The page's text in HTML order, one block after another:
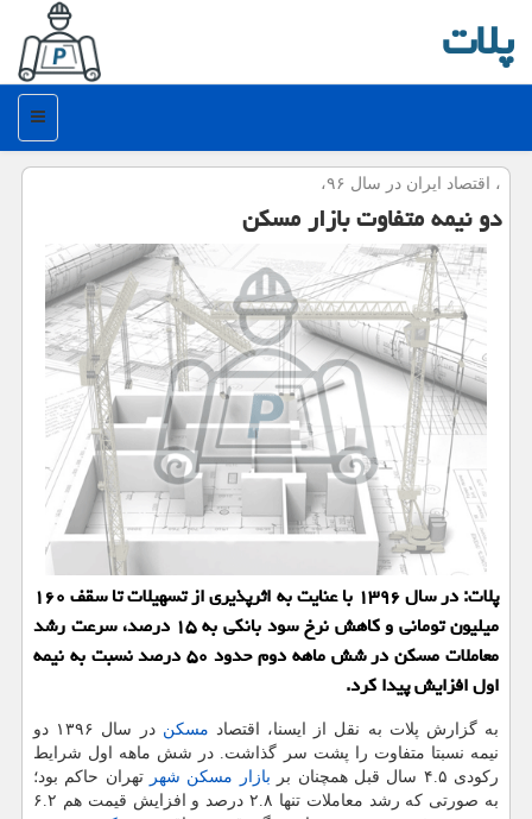
پلات
منو
، اقتصاد ایران در سال ۹۶،
دو نیمه متفاوت بازار مسكن
پلات: در سال ۱۳۹۶ با عنایت به اثرپذیری از تسهیلات تا سقف ۱۶۰
میلیون تومانی و كاهش نرخ سود بانكی به ۱۵ درصد، سرعت رشد
معاملات مسكن در شش ماهه دوم حدود ۵۰ درصد نسبت به نیمه
اول افزایش پیدا كرد.
به گزارش پلات به نقل از ایسنا، اقتصاد مسكن
در سال ۱۳۹۶ دو
نیمه نسبتا متفاوت را پشت سر گذاشت. در شش ماهه اول شرایط
ركودی ۴.۵ سال قبل همچنان بر
بازار مسكن شهر تهران حاكم بود؛
به صورتی كه رشد معاملات تنها ۲.۸ درصد و افزایش قیمت هم ۶.۲